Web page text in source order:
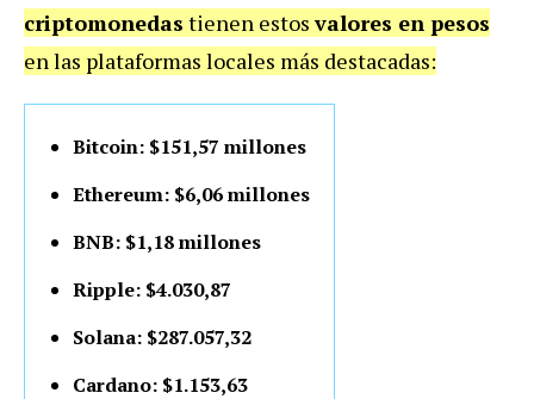
criptomonedas tienen estosvalores en pesos
en las plataformas locales más destacadas:
Bitcoin: $151,57 millones
Ethereum: $6,06 millones
BNB: $1,18 millones
Ripple: $4.030,87
Solana: $287.057,32
Cardano: $1.153,63